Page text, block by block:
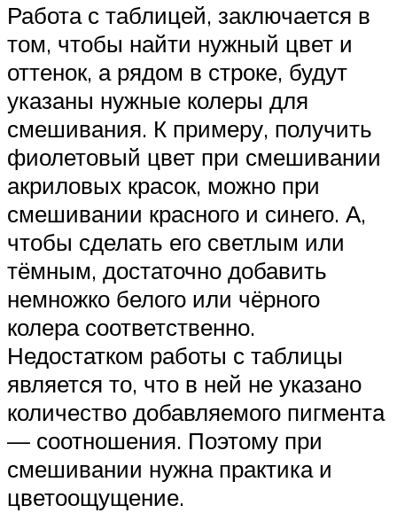
Работа с таблицей, заключается в
том, чтобы найти нужный цвет и
оттенок, а рядом в строке, будут
указаны нужные колеры для
смешивания. К примеру, получить
фиолетовый цвет при смешивании
акриловых красок, можно при
смешивании красного и синего. А,
чтобы сделать его светлым или
тёмным, достаточно добавить
немножко белого или чёрного
колера соответственно.
Недостатком работы с таблицы
является то, что в ней не указано
количество добавляемого пигмента
— соотношения. Поэтому при
смешивании нужна практика и
цветоощущение.